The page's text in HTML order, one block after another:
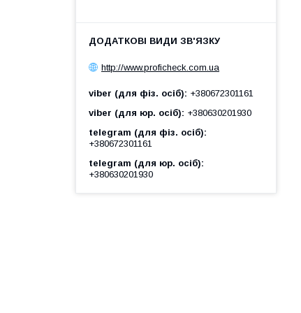
http://www.proficheck.com.ua
viber (для фіз. осіб)
+380672301161
viber (для юр. осіб)
+380630201930
telegram (для фіз. осіб)
+380672301161
telegram (для юр. осіб)
+380630201930